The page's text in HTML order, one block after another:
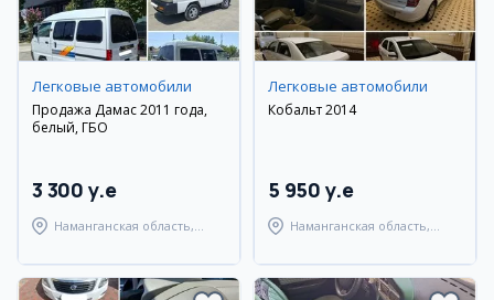
Легковые автомобили
Продажа Дамас 2011 года,
белый, ГБО
3 300 y.e
Наманганская область,
Легковые автомобили
Кобальт 2014
5 950 y.e
Наманганская область,